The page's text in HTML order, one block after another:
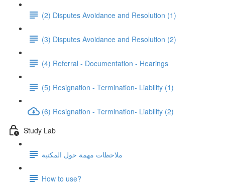
(2) Disputes Avoidance and Resolution (1)
(3) Disputes Avoidance and Resolution (2)
(4) Referral - Documentation - Hearings
(5) Resignation - Termination- Liability (1)
(6) Resignation - Termination- Liability (2)
Study Lab
ملاحظات مهمة حول المكتبة
How to use?